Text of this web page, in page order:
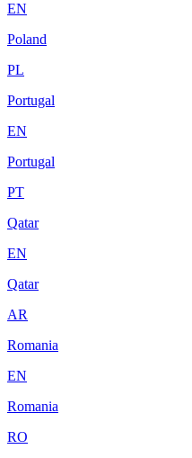
EN
Poland
PL
Portugal
EN
Portugal
PT
Qatar
EN
Qatar
AR
Romania
EN
Romania
RO